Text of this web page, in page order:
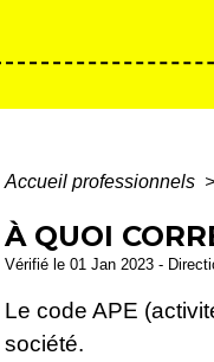
Accueil professionnels >
À QUOI
Vérifié le 01 Jan 2023 -
Le code APE
société.